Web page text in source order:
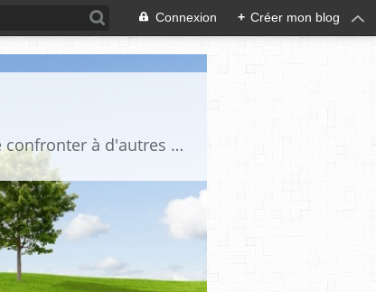
Connexion + Créer mon blog
Je suis un globe trotteur infatigable, une amoureuse des gens et du voyage. J'aime me confronter à d'autres cultures, je suis curieuse de tout. Je traque la beauté partout où elle se trouve: dans le regard d'un enfant, dans un beau paysage, sur le sommet d'une montagne,dans l'harmonie d'un décor intérieur, la splendeur d'un édifice, d'un lac, d'une mer d'huile, dans le silence d'un désert lorsque la lumière transforme le réel, afin qu'apparaisse cette impalpable émotion.